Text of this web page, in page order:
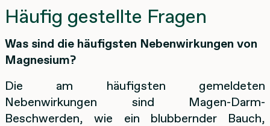
Häufig gestellte Fragen
Was sind die häufigsten Nebenwirkungen von
Magnesium?
Die am häufigsten gemeldeten
Nebenwirkungen sind Magen-Darm-
Beschwerden, wie ein blubbernder Bauch,